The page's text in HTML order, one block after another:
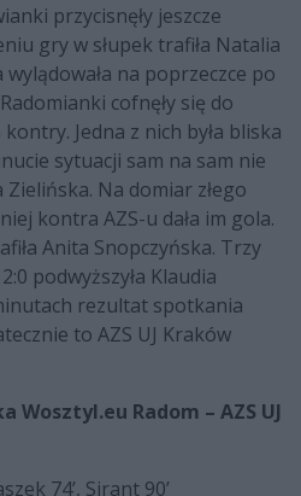
przycisnęły jeszcze
gry w słupek trafiła Natalia
na poprzeczce po
cofnęły się do
Jedna z nich była bliska
sytuacji sam na sam nie
Na domiar złego
kontra AZS-u dała im gola.
Anita Snopczyńska. Trzy
podwyższyła Klaudia
rezultat spotkania
to AZS UJ Kraków
Wosztyl.eu Radom – AZS UJ
74’, Sirant 90’